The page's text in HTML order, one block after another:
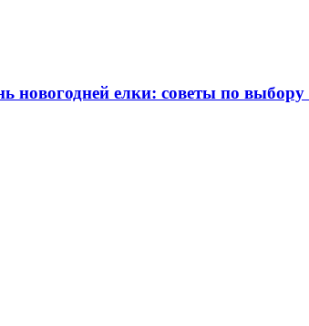
новогодней елки: советы по выбору